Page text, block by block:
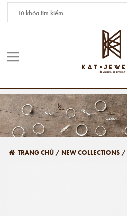
TRANG CHỦ / NEW COLLECTIONS /